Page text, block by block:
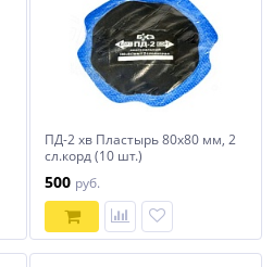
ПД-2 хв Пластырь 80х80 мм, 2
сл.корд (10 шт.)
500 руб.